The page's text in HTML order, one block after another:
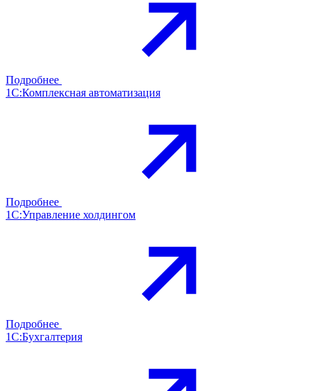
Подробнее
1С:Комплексная автоматизация
Подробнее
1С:Управление холдингом
Подробнее
1С:Бухгалтерия